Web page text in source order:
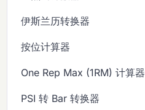
伊斯兰历转换器
按位计算器
One Rep Max (1RM) 计算器
PSI 转 Bar 转换器